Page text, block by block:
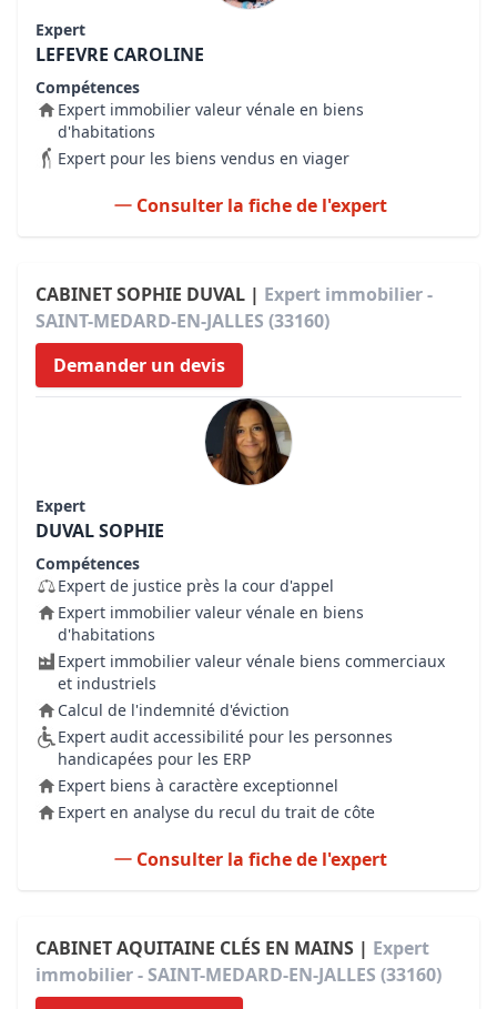
Expert
LEFEVRE CAROLINE
Compétences
Expert immobilier valeur vénale en biens
d'habitations
Expert pour les biens vendus en viager
Consulter la fiche de l'expert
CABINET SOPHIE DUVAL | Expert immobilier -
SAINT-MEDARD-EN-JALLES (33160)
Demander un devis
Expert
DUVAL SOPHIE
Compétences
Expert de justice près la cour d'appel
Expert immobilier valeur vénale en biens
d'habitations
Expert immobilier valeur vénale biens commerciaux
et industriels
Calcul de l'indemnité d'éviction
Expert audit accessibilité pour les personnes
handicapées pour les ERP
Expert biens à caractère exceptionnel
Expert en analyse du recul du trait de côte
Consulter la fiche de l'expert
CABINET AQUITAINE CLÉS EN MAINS | Expert
immobilier - SAINT-MEDARD-EN-JALLES (33160)